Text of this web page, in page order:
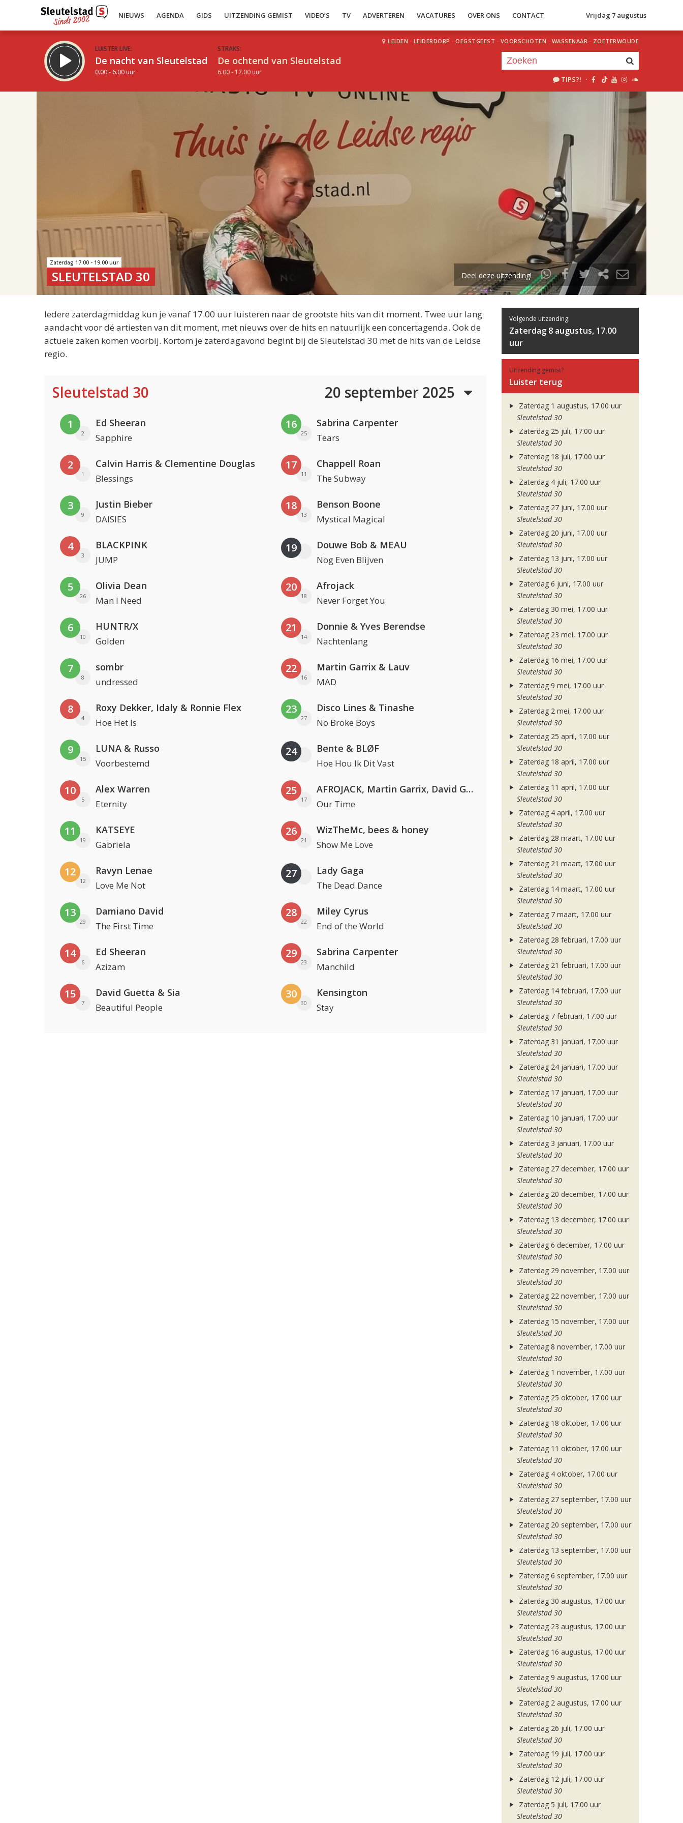
NIEUWS AGENDA GIDS UITZENDING GEMIST VIDEO’S TV ADVERTEREN VACATURES OVER ONS CONTACT Vrijdag 7 augustus
LUISTER LIVE:
De nacht van Sleutelstad
0.00 - 6.00 uur
STRAKS:
De ochtend van Sleutelstad
6.00 - 12.00 uur
LEIDEN · LEIDERDORP · OEGSTGEEST · VOORSCHOTEN · WASSENAAR · ZOETERWOUDE
TIPS?! ·
uur 1 van 2
Volgend uur
Zaterdag 17.00 - 19.00 uur
SLEUTELSTAD 30 Deel deze uitzending!
Iedere zaterdagmiddag kun je vanaf 17.00 uur luisteren naar de grootste hits van dit moment. Twee uur lang
aandacht voor dé artiesten van dit moment, met nieuws over de hits en natuurlijk een concertagenda. Ook de
actuele zaken komen voorbij. Kortom je zaterdagavond begint bij de Sleutelstad 30 met de hits van de Leidse
regio.
Sleutelstad 30 20 september 2025
1
2
Ed Sheeran
Sapphire
2
1
Calvin Harris & Clementine Douglas
Blessings
3
9
Justin Bieber
DAISIES
4
3
BLACKPINK
JUMP
5
26
Olivia Dean
Man I Need
6
10
HUNTR/X
Golden
7
8
sombr
undressed
8
4
Roxy Dekker, Idaly & Ronnie Flex
Hoe Het Is
9
15
LUNA & Russo
Voorbestemd
10
5
Alex Warren
Eternity
11
19
KATSEYE
Gabriela
12
12
Ravyn Lenae
Love Me Not
13
29
Damiano David
The First Time
14
6
Ed Sheeran
Azizam
15
7
David Guetta & Sia
Beautiful People
16
25
Sabrina Carpenter
Tears
17
11
Chappell Roan
The Subway
18
13
Benson Boone
Mystical Magical
19 Douwe Bob & MEAU
Nog Even Blijven
20
18
Afrojack
Never Forget You
21
14
Donnie & Yves Berendse
Nachtenlang
22
16
Martin Garrix & Lauv
MAD
23
27
Disco Lines & Tinashe
No Broke Boys
24 Bente & BLØF
Hoe Hou Ik Dit Vast
25
17
AFROJACK, Martin Garrix, David Guetta & Amél
Our Time
26
21
WizTheMc, bees & honey
Show Me Love
27 Lady Gaga
The Dead Dance
28
22
Miley Cyrus
End of the World
29
23
Sabrina Carpenter
Manchild
30
30
Kensington
Stay
Volgende uitzending:
Zaterdag 8 augustus, 17.00
uur
Uitzending gemist?
Luister terug
Zaterdag 1 augustus, 17.00 uur
Sleutelstad 30
Zaterdag 25 juli, 17.00 uur
Sleutelstad 30
Zaterdag 18 juli, 17.00 uur
Sleutelstad 30
Zaterdag 4 juli, 17.00 uur
Sleutelstad 30
Zaterdag 27 juni, 17.00 uur
Sleutelstad 30
Zaterdag 20 juni, 17.00 uur
Sleutelstad 30
Zaterdag 13 juni, 17.00 uur
Sleutelstad 30
Zaterdag 6 juni, 17.00 uur
Sleutelstad 30
Zaterdag 30 mei, 17.00 uur
Sleutelstad 30
Zaterdag 23 mei, 17.00 uur
Sleutelstad 30
Zaterdag 16 mei, 17.00 uur
Sleutelstad 30
Zaterdag 9 mei, 17.00 uur
Sleutelstad 30
Zaterdag 2 mei, 17.00 uur
Sleutelstad 30
Zaterdag 25 april, 17.00 uur
Sleutelstad 30
Zaterdag 18 april, 17.00 uur
Sleutelstad 30
Zaterdag 11 april, 17.00 uur
Sleutelstad 30
Zaterdag 4 april, 17.00 uur
Sleutelstad 30
Zaterdag 28 maart, 17.00 uur
Sleutelstad 30
Zaterdag 21 maart, 17.00 uur
Sleutelstad 30
Zaterdag 14 maart, 17.00 uur
Sleutelstad 30
Zaterdag 7 maart, 17.00 uur
Sleutelstad 30
Zaterdag 28 februari, 17.00 uur
Sleutelstad 30
Zaterdag 21 februari, 17.00 uur
Sleutelstad 30
Zaterdag 14 februari, 17.00 uur
Sleutelstad 30
Zaterdag 7 februari, 17.00 uur
Sleutelstad 30
Zaterdag 31 januari, 17.00 uur
Sleutelstad 30
Zaterdag 24 januari, 17.00 uur
Sleutelstad 30
Zaterdag 17 januari, 17.00 uur
Sleutelstad 30
Zaterdag 10 januari, 17.00 uur
Sleutelstad 30
Zaterdag 3 januari, 17.00 uur
Sleutelstad 30
Zaterdag 27 december, 17.00 uur
Sleutelstad 30
Zaterdag 20 december, 17.00 uur
Sleutelstad 30
Zaterdag 13 december, 17.00 uur
Sleutelstad 30
Zaterdag 6 december, 17.00 uur
Sleutelstad 30
Zaterdag 29 november, 17.00 uur
Sleutelstad 30
Zaterdag 22 november, 17.00 uur
Sleutelstad 30
Zaterdag 15 november, 17.00 uur
Sleutelstad 30
Zaterdag 8 november, 17.00 uur
Sleutelstad 30
Zaterdag 1 november, 17.00 uur
Sleutelstad 30
Zaterdag 25 oktober, 17.00 uur
Sleutelstad 30
Zaterdag 18 oktober, 17.00 uur
Sleutelstad 30
Zaterdag 11 oktober, 17.00 uur
Sleutelstad 30
Zaterdag 4 oktober, 17.00 uur
Sleutelstad 30
Zaterdag 27 september, 17.00 uur
Sleutelstad 30
Zaterdag 20 september, 17.00 uur
Sleutelstad 30
Zaterdag 13 september, 17.00 uur
Sleutelstad 30
Zaterdag 6 september, 17.00 uur
Sleutelstad 30
Zaterdag 30 augustus, 17.00 uur
Sleutelstad 30
Zaterdag 23 augustus, 17.00 uur
Sleutelstad 30
Zaterdag 16 augustus, 17.00 uur
Sleutelstad 30
Zaterdag 9 augustus, 17.00 uur
Sleutelstad 30
Zaterdag 2 augustus, 17.00 uur
Sleutelstad 30
Zaterdag 26 juli, 17.00 uur
Sleutelstad 30
Zaterdag 19 juli, 17.00 uur
Sleutelstad 30
Zaterdag 12 juli, 17.00 uur
Sleutelstad 30
Zaterdag 5 juli, 17.00 uur
Sleutelstad 30